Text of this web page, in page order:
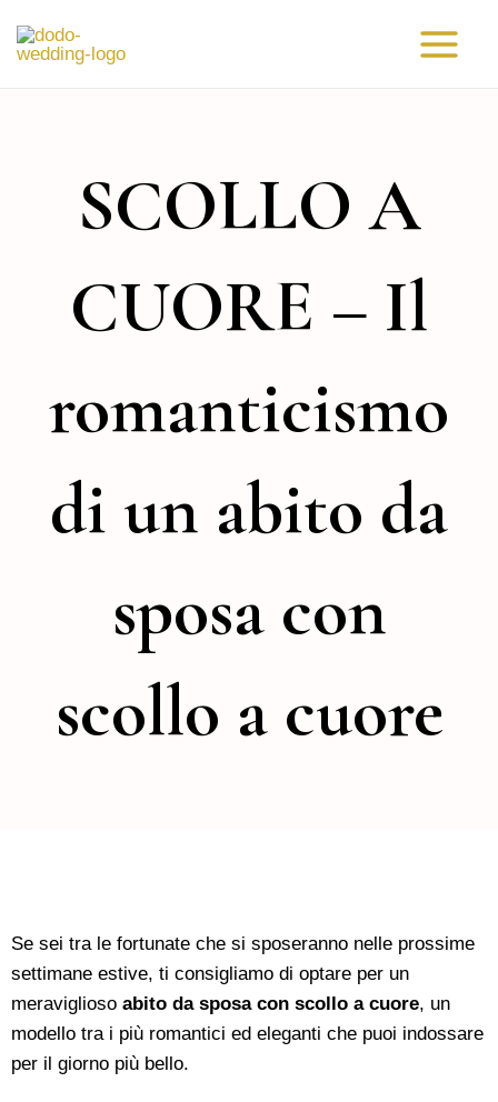
Main
SCOLLO A
CUORE – Il
romanticismo
di un abito da
sposa con
scollo a cuore
Se sei tra le fortunate che si sposeranno nelle prossime
settimane estive, ti consigliamo di optare per un
meraviglioso abito da sposa con scollo a cuore, un
modello tra i più romantici ed eleganti che puoi indossare
per il giorno più bello.